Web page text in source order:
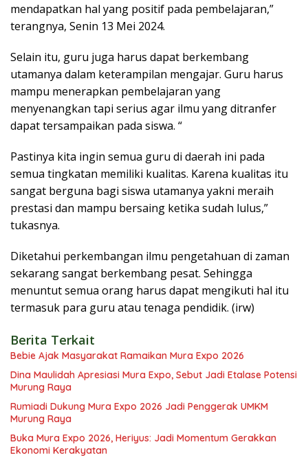
mendapatkan hal yang positif pada pembelajaran,”
terangnya, Senin 13 Mei 2024.
Selain itu, guru juga harus dapat berkembang
utamanya dalam keterampilan mengajar. Guru harus
mampu menerapkan pembelajaran yang
menyenangkan tapi serius agar ilmu yang ditranfer
dapat tersampaikan pada siswa. “
Pastinya kita ingin semua guru di daerah ini pada
semua tingkatan memiliki kualitas. Karena kualitas itu
sangat berguna bagi siswa utamanya yakni meraih
prestasi dan mampu bersaing ketika sudah lulus,”
tukasnya.
Diketahui perkembangan ilmu pengetahuan di zaman
sekarang sangat berkembang pesat. Sehingga
menuntut semua orang harus dapat mengikuti hal itu
termasuk para guru atau tenaga pendidik. (irw)
Berita Terkait
Bebie Ajak Masyarakat Ramaikan Mura Expo 2026
Dina Maulidah Apresiasi Mura Expo, Sebut Jadi Etalase Potensi
Murung Raya
Rumiadi Dukung Mura Expo 2026 Jadi Penggerak UMKM
Murung Raya
Buka Mura Expo 2026, Heriyus: Jadi Momentum Gerakkan
Ekonomi Kerakyatan